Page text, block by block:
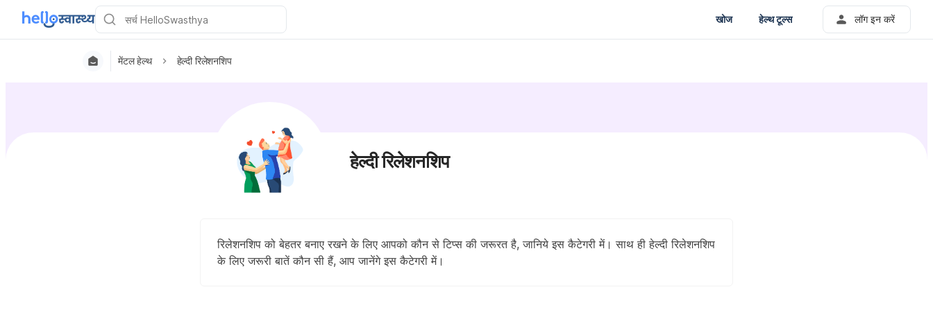
खोज हेल्थ टूल्स लॉग इन करें
मेंटल हेल्थ हेल्दी रिलेशनशिप
हेल्दी रिलेशनशिप
रिलेशनशिप को बेहतर बनाए रखने के लिए आपको कौन से टिप्स की जरूरत है, जानिये इस कैटेगरी में। साथ ही हेल्दी रिलेशनशिप
के लिए जरूरी बातें कौन सी हैं, आप जानेंगे इस कैटेगरी में।